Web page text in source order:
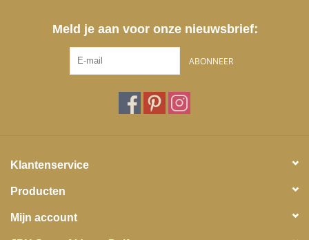
Meld je aan voor onze nieuwsbrief:
ABONNEER
Klantenservice
Producten
Mijn account